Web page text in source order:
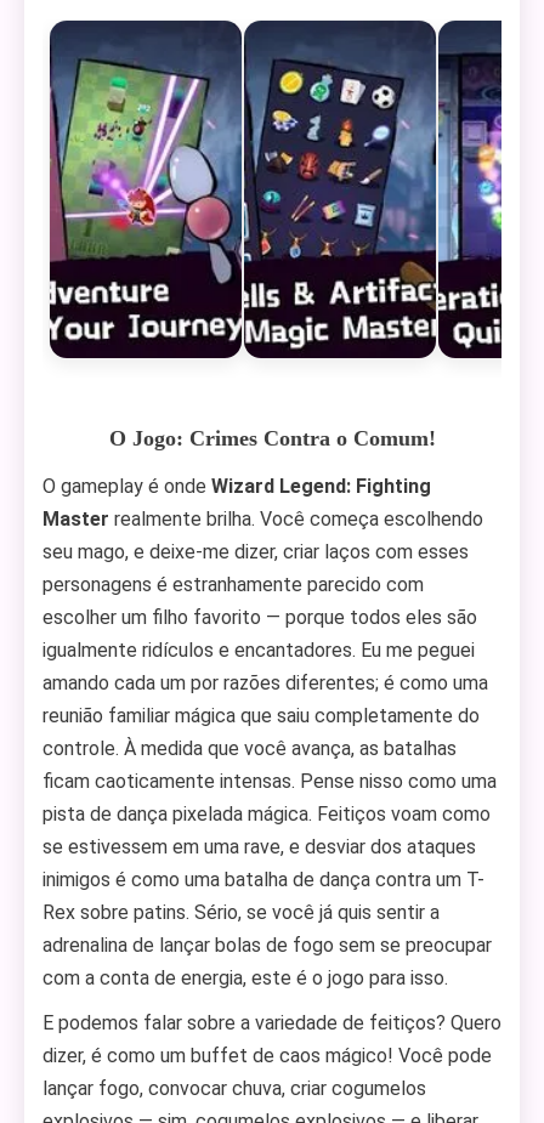
O Jogo: Crimes Contra o Comum!
O gameplay é onde Wizard Legend: Fighting
Master realmente brilha. Você começa escolhendo
seu mago, e deixe-me dizer, criar laços com esses
personagens é estranhamente parecido com
escolher um filho favorito — porque todos eles são
igualmente ridículos e encantadores. Eu me peguei
amando cada um por razões diferentes; é como uma
reunião familiar mágica que saiu completamente do
controle. À medida que você avança, as batalhas
ficam caoticamente intensas. Pense nisso como uma
pista de dança pixelada mágica. Feitiços voam como
se estivessem em uma rave, e desviar dos ataques
inimigos é como uma batalha de dança contra um T-
Rex sobre patins. Sério, se você já quis sentir a
adrenalina de lançar bolas de fogo sem se preocupar
com a conta de energia, este é o jogo para isso.
E podemos falar sobre a variedade de feitiços? Quero
dizer, é como um buffet de caos mágico! Você pode
lançar fogo, convocar chuva, criar cogumelos